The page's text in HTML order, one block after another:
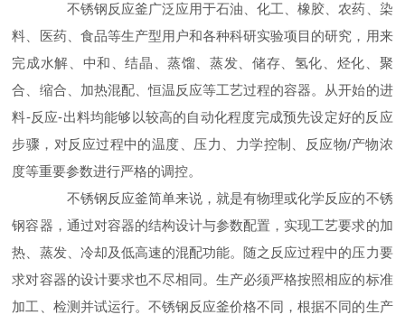
不锈钢反应釜广泛应用于石油、化工、橡胶、农药、染
料、医药、食品等生产型用户和各种科研实验项目的研究，用来
完成水解、中和、结晶、蒸馏、蒸发、储存、氢化、烃化、聚
合、缩合、加热混配、恒温反应等工艺过程的容器。从开始的进
料-反应-出料均能够以较高的自动化程度完成预先设定好的反应
步骤，对反应过程中的温度、压力、力学控制、反应物/产物浓
度等重要参数进行严格的调控。
不锈钢反应釜简单来说，就是有物理或化学反应的不锈
钢容器，通过对容器的结构设计与参数配置，实现工艺要求的加
热、蒸发、冷却及低高速的混配功能。随之反应过程中的压力要
求对容器的设计要求也不尽相同。生产必须严格按照相应的标准
加工、检测并试运行。不锈钢反应釜价格不同，根据不同的生产